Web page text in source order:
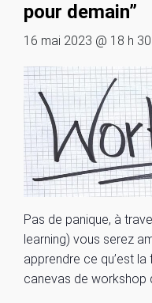
pour demain”
16 mai 2023 @ 18 h
Pas de panique, à
learning) vous serez
apprendre ce qu’est
canevas de workshop